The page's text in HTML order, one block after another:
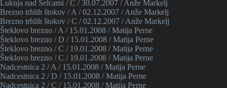
Luknja nad Selcami / C / 30.07.2007 / Anže Markelj
Brezno trhlih štokov / A / 02.12.2007 / Anže Markelj
Brezno trhlih štokov / C / 02.12.2007 / Anže Markelj
Šteklovo brezno / A / 15.01.2008 / Matija Perne
Šteklovo brezno / D / 15.01.2008 / Matija Perne
Šteklovo brezno / C / 19.01.2008 / Matija Perne
Šteklovo brezno / C / 19.01.2008 / Matija Perne
Nadcestnica 2 / A / 15.01.2008 / Matija Perne
Nadcestnica 2 / D / 15.01.2008 / Matija Perne
Nadcestnica 2 / C / 15.01.2008 / Matija Perne